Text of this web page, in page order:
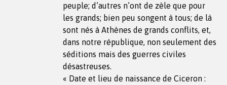
peuple; d’autres n’ont de zèle que pour
les grands; bien peu songent à tous; de là
sont nés à Athènes de grands conflits, et,
dans notre république, non seulement des
séditions mais des guerres civiles
désastreuses.
« Date et lieu de naissance de Ciceron :